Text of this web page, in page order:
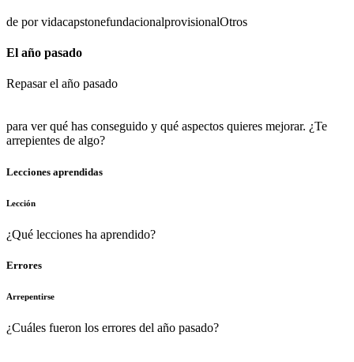
de por vidacapstonefundacionalprovisionalOtros
El año pasado
Repasar el año pasado
para ver qué has conseguido y qué aspectos quieres mejorar. ¿Te
arrepientes de algo?
Lecciones aprendidas
Lección
¿Qué lecciones ha aprendido?
Errores
Arrepentirse
¿Cuáles fueron los errores del año pasado?